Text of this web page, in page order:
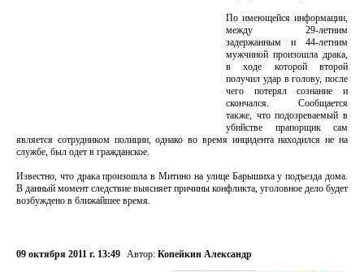
По имеющейся информации,
между 29-летним
задержанным и 44-летним
мужчиной произошла драка,
в ходе которой второй
получил удар в голову, после
чего потерял сознание и
скончался. Сообщается
также, что подозреваемый в
убийстве прапорщик сам
является сотрудником полиции, однако во время инцидента находился не на
службе, был одет в гражданское.
Известно, что драка произошла в Митино на улице Барышиха у подъезда дома.
В данный момент следствие выясняет причины конфликта, уголовное дело будет
возбуждено в ближайшее время.
09 октября 2011 г. 13:49 Автор: Копейкин Александр